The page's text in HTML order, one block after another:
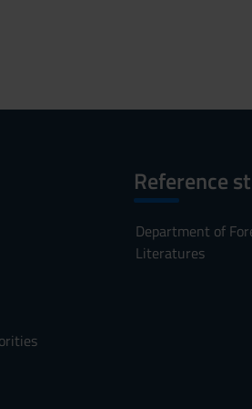
Reference
Department of
Literatures